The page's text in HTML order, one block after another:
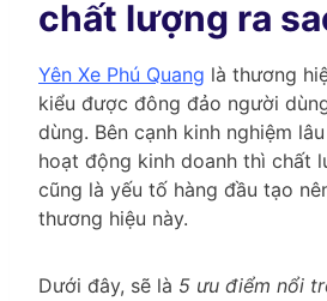
chất lượng ra
Yên Xe Phú Quang là thương
kiểu được đông đảo người
dùng. Bên cạnh kinh nghiệm
hoạt động kinh doanh thì chất
cũng là yếu tố hàng đầu tạo
thương hiệu này.
Dưới đây, sẽ là 5 ưu điểm nổi